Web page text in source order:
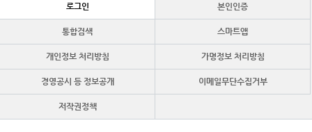
로그인 본인인증
통합검색 스마트앱
개인정보 처리방침 가명정보 처리방침
경영공시 등 정보공개 이메일무단수집거부
저작권정책